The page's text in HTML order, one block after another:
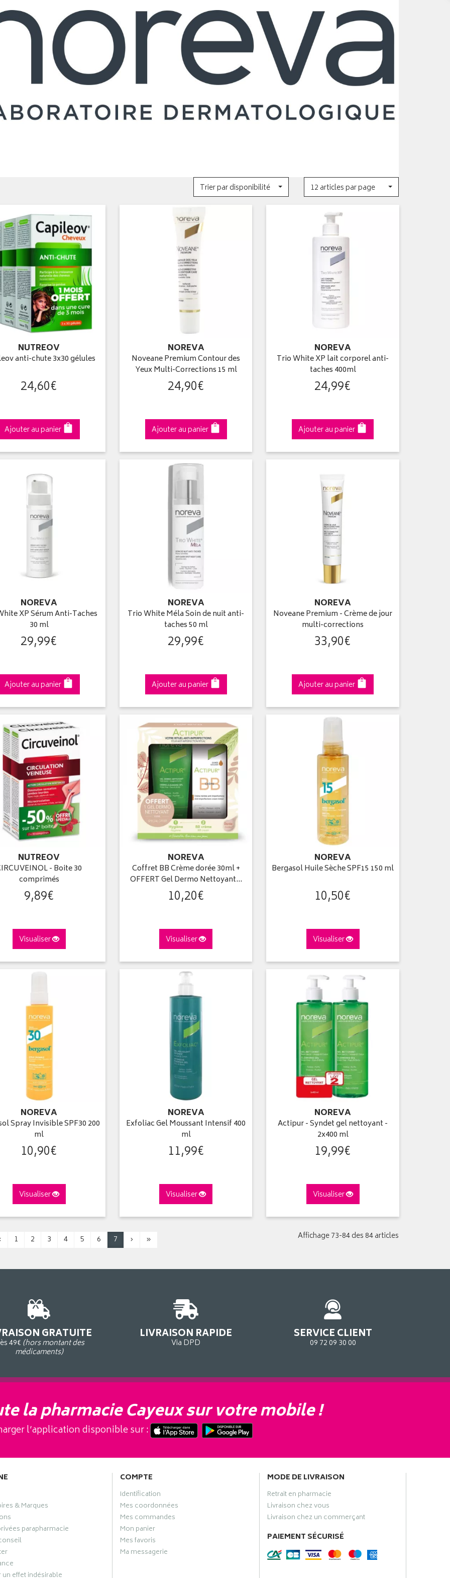
Trier par disponibilité 12 articles par page
NUTREOV
anti-chute 3x30 gélules
24,60€
Ajouter au panier
NOREVA
Noveane Premium Contour des
Yeux Multi-Corrections 15 ml
24,90€
Ajouter au panier
NOREVA
Trio White XP lait corporel anti-
taches 400ml
24,99€
Ajouter au panier
NOREVA
XP Sérum Anti-Taches
30 ml
29,99€
Ajouter au panier
NOREVA
Trio White Méla Soin de nuit anti-
taches 50 ml
29,99€
Ajouter au panier
NOREVA
Noveane Premium - Crème de jour
multi-corrections
33,90€
Ajouter au panier
NUTREOV
- Boite 30
comprimés
9,89€
Visualiser
NOREVA
Coffret BB Crème dorée 30ml +
OFFERT Gel Dermo Nettoyant…
10,20€
Visualiser
NOREVA
Bergasol Huile Sèche SPF15 150 ml
10,50€
Visualiser
NOREVA
Spray Invisible SPF30 200
ml
10,90€
Visualiser
NOREVA
Exfoliac Gel Moussant Intensif 400
ml
11,99€
Visualiser
NOREVA
Actipur - Syndet gel nettoyant -
2x400 ml
19,99€
Visualiser
1 2 3 4 5 6 7 › » Affichage 73-84 des 84 articles
GRATUITE
49€ (hors montant des
médicaments)
LIVRAISON RAPIDE
Via DPD
SERVICE CLIENT
09 72 09 30 00
la pharmacie Cayeux sur votre mobile !
l’application disponible sur :
& Marques
parapharmacie
effet indésirable
COMPTE
Identification
Mes coordonnées
Mes commandes
Mon panier
Mes favoris
Ma messagerie
MODE DE LIVRAISON
Retrait en pharmacie
Livraison chez vous
Livraison chez un commerçant
PAIEMENT SÉCURISÉ